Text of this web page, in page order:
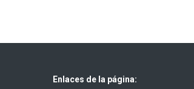
Enlaces de la página: